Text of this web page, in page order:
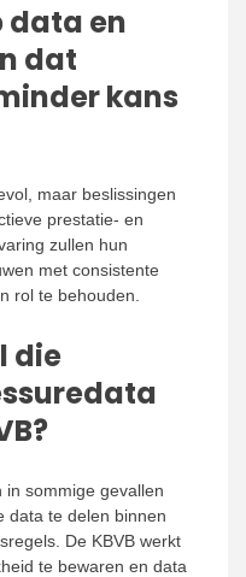
data en
dat
kans
maar beslissingen
prestatie- en
zullen hun
met consistente
rol te behouden.
die
sommige gevallen
data te delen binnen
De KBVB werkt
te bewaren en data